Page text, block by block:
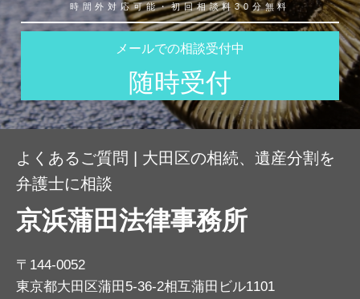
時間外対応可能・初回相談料30分無料
メールでの相談受付中
随時受付
よくあるご質問 | 大田区の相続、遺産分割を
弁護士に相談
京浜蒲田法律事務所
〒144-0052
東京都大田区蒲田5-36-2相互蒲田ビル1101